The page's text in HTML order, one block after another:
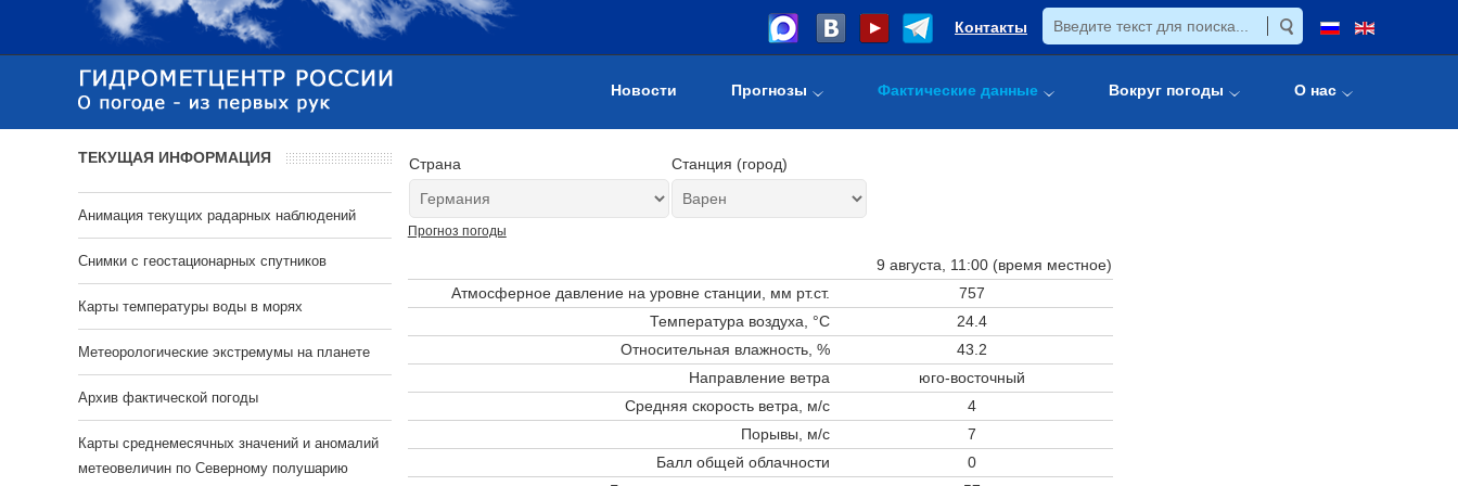
Контакты
Новости Прогнозы Фактические данные Вокруг погоды О нас
Страна Станция (город)
Прогноз погоды
9 августа, 11:00 (время местное)
Атмосферное давление на уровне станции, мм рт.ст.
757
Температура воздуха, °C
24.4
Относительная влажность, %
43.2
Направление ветра
юго-восточный
Средняя скорость ветра, м/с
4
Порывы, м/с
7
Балл общей облачности
0
ТЕКУЩАЯ ИНФОРМАЦИЯ
Анимация текущих радарных наблюдений
Cнимки с геостационарных спутников
Карты температуры воды в морях
Метеорологические экстремумы на планете
Архив фактической погоды
Карты среднемесячных значений и аномалий
метеовеличин по Северному полушарию